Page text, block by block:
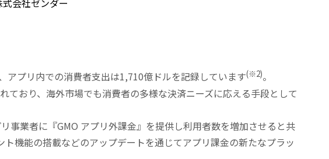
会社ゼンダー
プリ内での消費者支出は1,710億ドルを記録しています(※2)。
おり、海外市場でも消費者の多様な決済ニーズに応える手段として
事業者に『GMO アプリ外課金』を提供し利用者数を増加させると共
機能の搭載などのアップデートを通じてアプリ課金の新たなプラッ